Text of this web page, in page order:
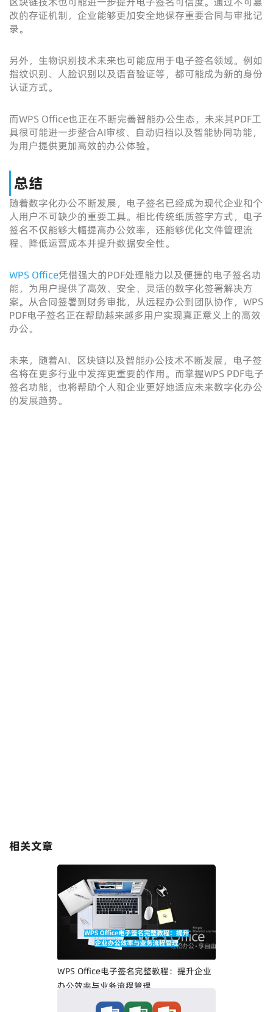
改的存证机制，企业能够更加安全地保存重要合同与审批记
录。
另外，生物识别技术未来也可能应用于电子签名领域。例如
指纹识别、人脸识别以及语音验证等，都可能成为新的身份
认证方式。
而WPS Office也正在不断完善智能办公生态，未来其PDF工
具很可能进一步整合AI审核、自动归档以及智能协同功能，
为用户提供更加高效的办公体验。
总结
随着数字化办公不断发展，电子签名已经成为现代企业和个
人用户不可缺少的重要工具。相比传统纸质签字方式，电子
签名不仅能够大幅提高办公效率，还能够优化文件管理流
程、降低运营成本并提升数据安全性。
WPS Office凭借强大的PDF处理能力以及便捷的电子签名功
能，为用户提供了高效、安全、灵活的数字化签署解决方
案。从合同签署到财务审批，从远程办公到团队协作，WPS
PDF电子签名正在帮助越来越多用户实现真正意义上的高效
办公。
未来，随着AI、区块链以及智能办公技术不断发展，电子签
名将在更多行业中发挥更重要的作用。而掌握WPS PDF电子
签名功能，也将帮助个人和企业更好地适应未来数字化办公
的发展趋势。
相关文章
WPS Office电子签名完整教程：提升企业
办公效率与业务流程管理